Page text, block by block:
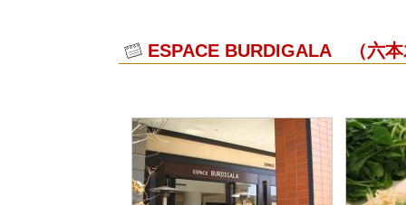
ESPACE BURDIGALA （六本